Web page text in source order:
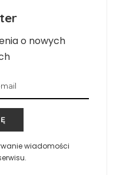
o nowych
wiadomości